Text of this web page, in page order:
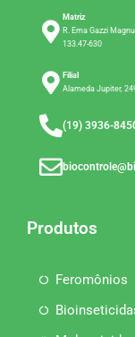
Matriz
R. Ema Gazzi
133.47-630
Filial
Alameda Jupiter,
(19) 3936-
Produtos
Feromônios